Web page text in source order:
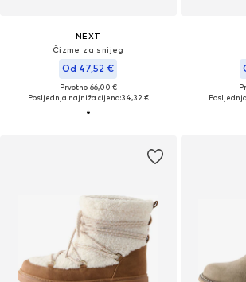
NEXT
Čizme za snijeg
Od 47,52 €
Prvotno: 66,00 €
Posljednja najniža cijena:34,32 €